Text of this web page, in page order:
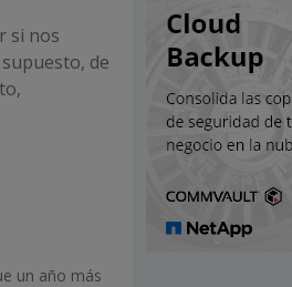
si nos
de
un año más